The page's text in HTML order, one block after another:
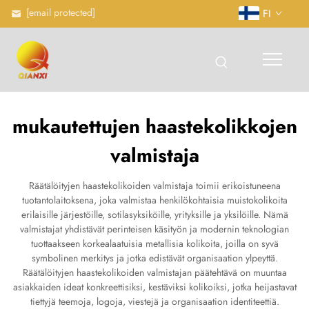
[email protected] FI
mukautettujen haastekolikkojen
valmistaja
Räätälöityjen haastekolikoiden valmistaja toimii erikoistuneena
tuotantolaitoksena, joka valmistaa henkilökohtaisia muistokolikoita
erilaisille järjestöille, sotilasyksiköille, yrityksille ja yksilöille. Nämä
valmistajat yhdistävät perinteisen käsityön ja modernin teknologian
tuottaakseen korkealaatuisia metallisia kolikoita, joilla on syvä
symbolinen merkitys ja jotka edistävät organisaation ylpeyttä.
Räätälöityjen haastekolikoiden valmistajan päätehtävä on muuntaa
asiakkaiden ideat konkreettisiksi, kestäviksi kolikoiksi, jotka heijastavat
tiettyjä teemoja, logoja, viestejä ja organisaation identiteettiä.